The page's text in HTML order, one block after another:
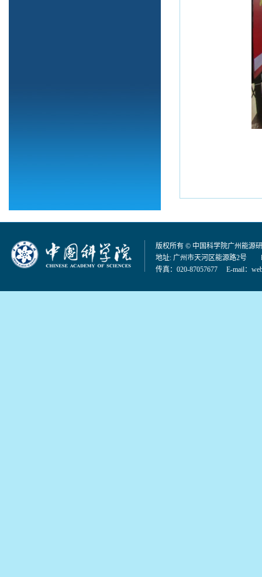
版权所有 © 中国科学院广州能源
地址: 广州市天河区能源路2号
传真：020-87057677 E-mail：